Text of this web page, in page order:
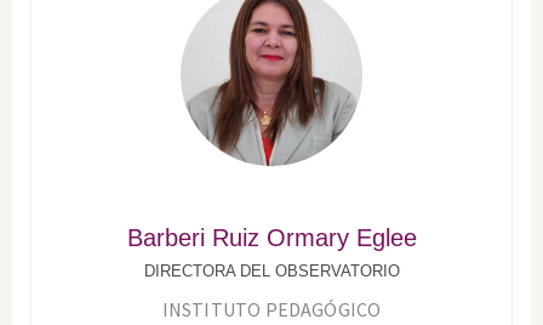
Barberi Ruiz Ormary Eglee
DIRECTORA DEL OBSERVATORIO
INSTITUTO PEDAGÓGICO